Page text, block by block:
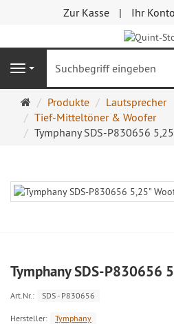
Zur Kasse Ihr Konto
Navigation
Startseite
Produkte
Lautsprecher
Tief-Mitteltöner & Woofer
Tymphany SDS-P830656
Tymphany SDS-P830656
Art.Nr.: SDS - P830656
Hersteller: Tymphany